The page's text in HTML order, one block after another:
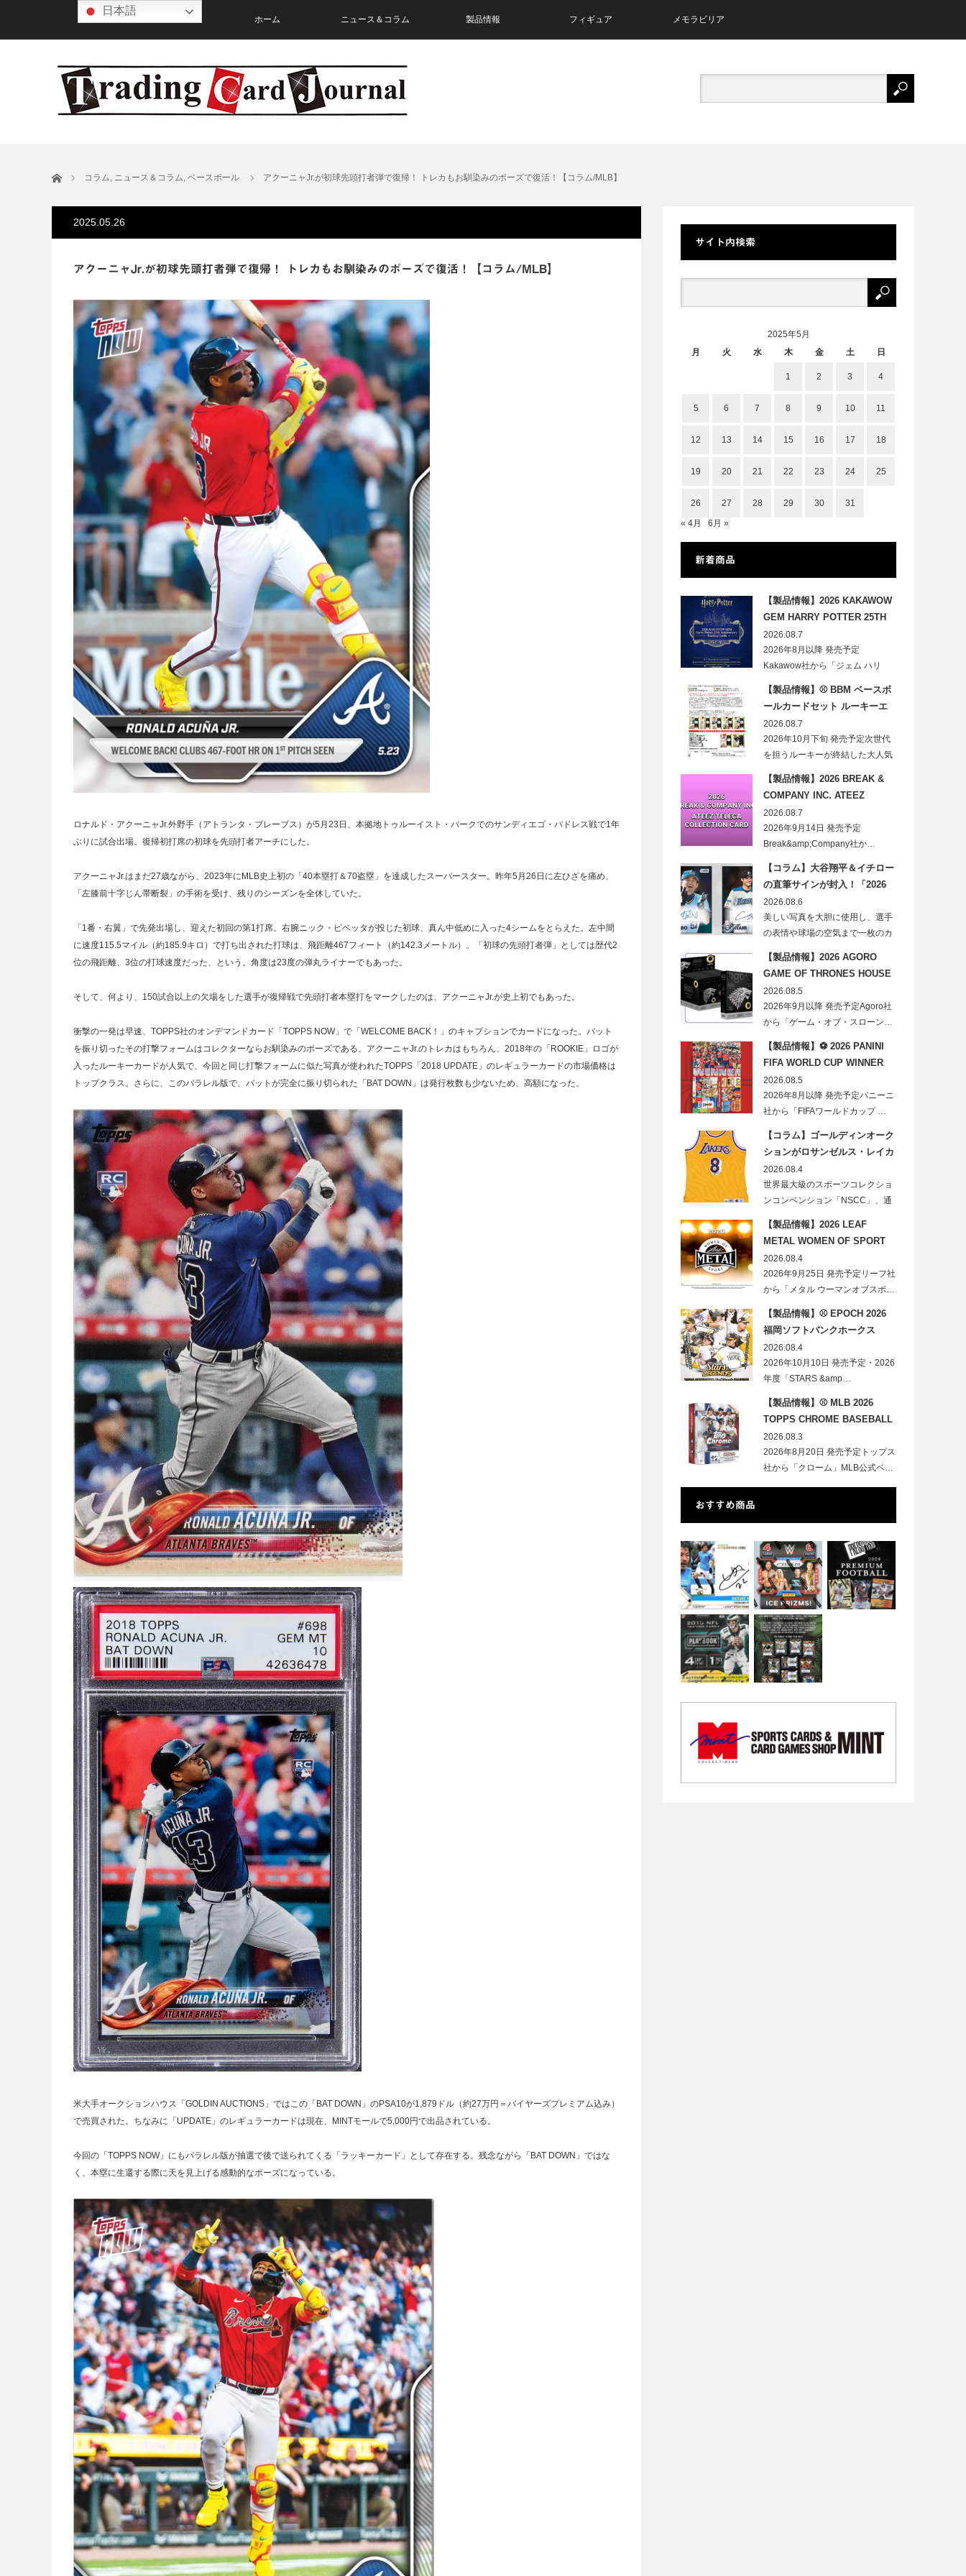
ホーム ニュース＆コラム 製品情報 フィギュア メモラビリア
ホーム コラム, ニュース＆コラム, ベースボール アクーニャJr.が初球先頭打者弾で復帰！ トレカもお馴染みのポーズで復活！【コラム/MLB】
2025.05.26
アクーニャJr.が初球先頭打者弾で復帰！ トレカもお馴染みのポーズで復活！【コラム/MLB】
ロナルド・アクーニャJr.外野手（アトランタ・ブレーブス）が5月23日、本拠地トゥルーイスト・パークでのサンディエゴ・パドレス戦で1年
ぶりに試合出場。復帰初打席の初球を先頭打者アーチにした。
アクーニャJr.はまだ27歳ながら、2023年にMLB史上初の「40本塁打＆70盗塁」を達成したスーパースター。昨年5月26日に左ひざを痛め、
「左膝前十字じん帯断裂」の手術を受け、残りのシーズンを全休していた。
「1番・右翼」で先発出場し、迎えた初回の第1打席。右腕ニック・ピベッタが投じた初球、真ん中低めに入った4シームをとらえた。左中間
に速度115.5マイル（約185.9キロ）で打ち出された打球は、飛距離467フィート（約142.3メートル）。「初球の先頭打者弾」としては歴代2
位の飛距離、3位の打球速度だった、という。角度は23度の弾丸ライナーでもあった。
そして、何より、150試合以上の欠場をした選手が復帰戦で先頭打者本塁打をマークしたのは、アクーニャJr.が史上初でもあった。
衝撃の一発は早速、TOPPS社のオンデマンドカード「TOPPS NOW」で「WELCOME BACK！」のキャプションでカードになった。バット
を振り切ったその打撃フォームはコレクターならお馴染みのポーズである。アクーニャJr.のトレカはもちろん、2018年の「ROOKIE」ロゴが
入ったルーキーカードが人気で、今回と同じ打撃フォームに似た写真が使われたTOPPS「2018 UPDATE」のレギュラーカードの市場価格は
トップクラス。さらに、このパラレル版で、バットが完全に振り切られた「BAT DOWN」は発行枚数も少ないため、高額になった。
米大手オークションハウス「GOLDIN AUCTIONS」ではこの「BAT DOWN」のPSA10が1,879ドル（約27万円＝バイヤーズプレミアム込み）
で売買された。ちなみに「UPDATE」のレギュラーカードは現在、MINTモールで5,000円で出品されている。
今回の「TOPPS NOW」にもパラレル版が抽選で後で送られてくる「ラッキーカード」として存在する。残念ながら「BAT DOWN」ではな
く、本塁に生還する際に天を見上げる感動的なポーズになっている。
サイト内検索
2025年5月
月
火 水 木 金 土 日
1 2 3 4
5 6 7 8 9 10 11
12 13 14 15 16 17 18
19 20 21 22 23 24 25
26 27 28 29 30
31
« 4月
6月 »
新着商品
【製品情報】2026 KAKAWOW
GEM HARRY POTTER 25TH
ANNIVERSARY TRADING
CARDS HOBBY
2026.08.7
2026年8月以降 発売予定
Kakawow社から「ジェム ハリ
【製品情報】⚾ BBM ベースボ
ールカードセット ルーキーエ
ディションプレミアム 2026
2026.08.7
2026年10月下旬 発売予定次世代
を担うルーキーが終結した大人気
【製品情報】2026 BREAK &
COMPANY INC. ATEEZ
TELECA COLLECTION CARD
2026.08.7
2026年9月14日 発売予定
Break&amp;Company社か…
【コラム】大谷翔平＆イチロー
の直筆サインが封入！「2026
Topps NPB Stadium Club」が
見逃せない
2026.08.6
美しい写真を大胆に使用し、選手
の表情や球場の空気まで一枚のカ
【製品情報】2026 AGORO
GAME OF THRONES HOUSE
STARK BLIND BOX
2026.08.5
2026年9月以降 発売予定Agoro社
から「ゲーム・オブ・スローン…
【製品情報】⚽ 2026 PANINI
FIFA WORLD CUP WINNER
STICKER POSTER
2026.08.5
2026年8月以降 発売予定パニーニ
社から「FIFAワールドカップ …
【コラム】ゴールディンオーク
ションがロサンゼルス・レイカ
ーズのオフィシャルオークショ
ンスポンサーに！
2026.08.4
世界最大級のスポーツコレクショ
ンコンベンション「NSCC」、通
【製品情報】2026 LEAF
METAL WOMEN OF SPORT
HOBBY
2026.08.4
2026年9月25日 発売予定リーフ社
から「メタル ウーマンオブスポ…
【製品情報】⚾ EPOCH 2026
福岡ソフトバンクホークス
STARS&LEGENDS ベースボー
ルカード
2026.08.4
2026年10月10日 発売予定・2026
年度「STARS &amp…
【製品情報】⚾ MLB 2026
TOPPS CHROME BASEBALL
LOGOFRACTOR
2026.08.3
2026年8月20日 発売予定トップス
社から「クローム」MLB公式ベ…
おすすめ商品
日本語